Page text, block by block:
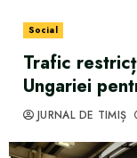
Social
Trafic
Ungariei
JURNAL DE TIMIȘ